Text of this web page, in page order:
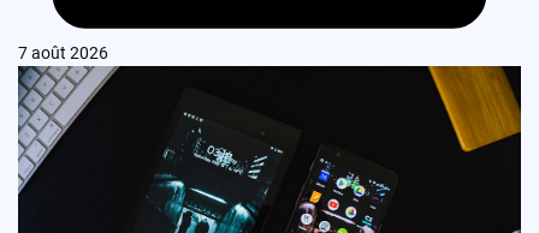
7 août 2026